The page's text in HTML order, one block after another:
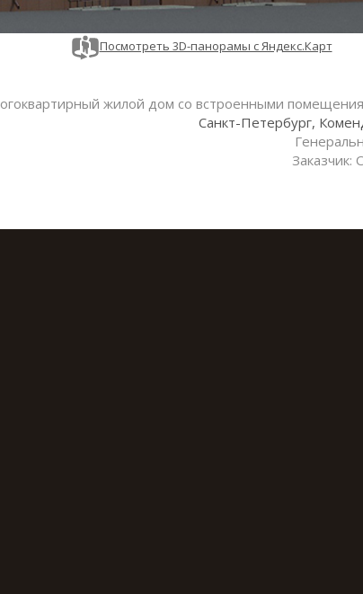
Посмотреть 3D-панорамы с Яндекс.Карт
жилой дом со встроенными
Санкт-Петербург,
Заказчик: